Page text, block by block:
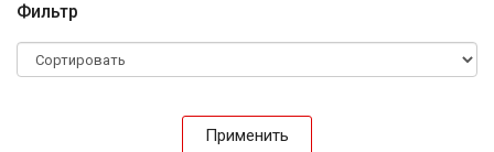
Фильтр
Применить